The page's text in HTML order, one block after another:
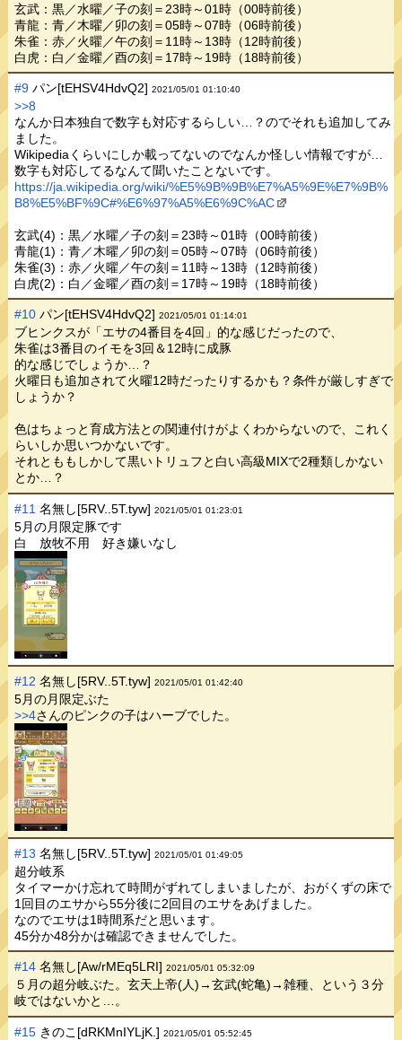
玄武：黒／水曜／子の刻＝23時～01時（00時前後）
青龍：青／木曜／卯の刻＝05時～07時（06時前後）
朱雀：赤／火曜／午の刻＝11時～13時（12時前後）
白虎：白／金曜／酉の刻＝17時～19時（18時前後）
#9 パン[tEHSV4HdvQ2]2021/05/01 01:10:40
>>8
なんか日本独自で数字も対応するらしい…？のでそれも追加してみ
ました。
Wikipediaくらいにしか載ってないのでなんか怪しい情報ですが…
数字も対応してるなんて聞いたことないです。
https://ja.wikipedia.org/wiki/%E5%9B%9B%E7%A5%9E%E7%9B%
B8%E5%BF%9C#%E6%97%A5%E6%9C%AC
玄武(4)：黒／水曜／子の刻＝23時～01時（00時前後）
青龍(1)：青／木曜／卯の刻＝05時～07時（06時前後）
朱雀(3)：赤／火曜／午の刻＝11時～13時（12時前後）
白虎(2)：白／金曜／酉の刻＝17時～19時（18時前後）
#10 パン[tEHSV4HdvQ2]2021/05/01 01:14:01
ブヒンクスが「エサの4番目を4回」的な感じだったので、
朱雀は3番目のイモを3回＆12時に成豚
的な感じでしょうか…？
火曜日も追加されて火曜12時だったりするかも？条件が厳しすぎで
しょうか？
色はちょっと育成方法との関連付けがよくわからないので、これく
らいしか思いつかないです。
それとももしかして黒いトリュフと白い高級MIXで2種類しかない
とか…？
#11 名無し[5RV..5T.tyw]2021/05/01 01:23:01
5月の月限定豚です
白 放牧不用 好き嫌いなし
#12 名無し[5RV..5T.tyw]2021/05/01 01:42:40
5月の月限定ぶた
>>4さんのピンクの子はハーブでした。
#13 名無し[5RV..5T.tyw]2021/05/01 01:49:05
超分岐系
タイマーかけ忘れて時間がずれてしまいましたが、おがくずの床で
1回目のエサから55分後に2回目のエサをあげました。
なのでエサは1時間系だと思います。
45分か48分かは確認できませんでした。
#14 名無し[Aw/rMEq5LRI]2021/05/01 05:32:09
５月の超分岐ぶた。玄天上帝(人)→玄武(蛇亀)→雑種、という３分
岐ではないかと…。
#15 きのこ[dRKMnIYLjK.]2021/05/01 05:52:45